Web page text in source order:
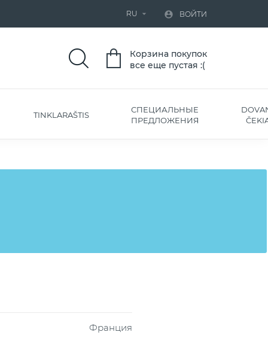
RU   ВОЙТИ
Корзина покупок
все еще пустая :(
TINKLARAŠTIS
СПЕЦИАЛЬНЫЕ
ПРЕДЛОЖЕНИЯ
Франция